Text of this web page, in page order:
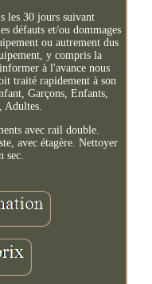
les 30 jours suivant
défauts et/ou dommages
ou autrement dus
y compris la
à l'avance nous
traité rapidement à son
Garçons, Enfants,
Adultes.
avec rail double.
avec étagère. Nettoyer
sec.